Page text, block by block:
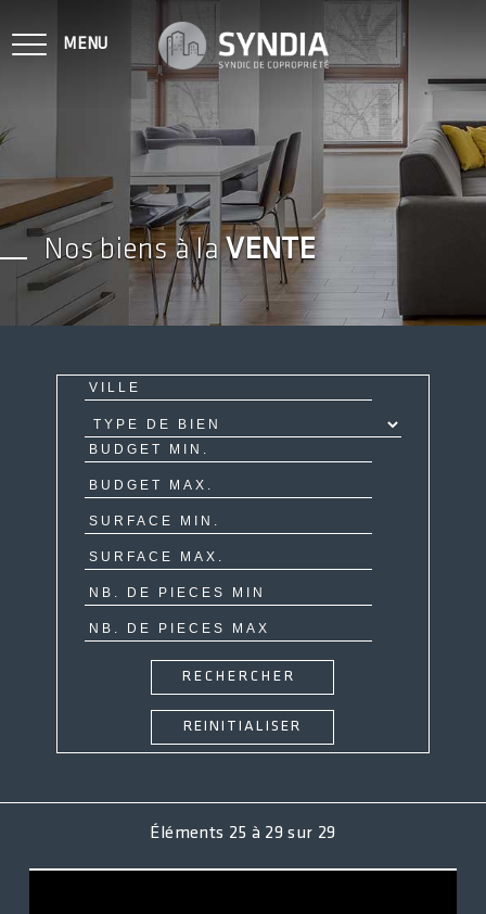
MENU
NOTRE MÉTIER
VENDU SUR VOS COPROPRIÉTÉS
CONTACT
ACCÈS CLIENT
Nos biens à laVENTE
Éléments 25 à 29 sur 29